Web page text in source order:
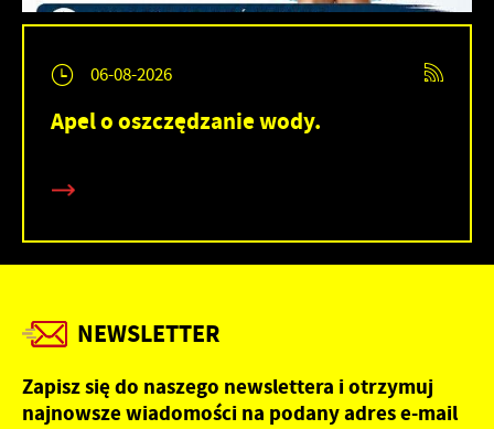
06-08-2026
Apel o oszczędzanie wody.
NEWSLETTER
Zapisz się do naszego newslettera i otrzymuj
najnowsze wiadomości na podany adres e-mail